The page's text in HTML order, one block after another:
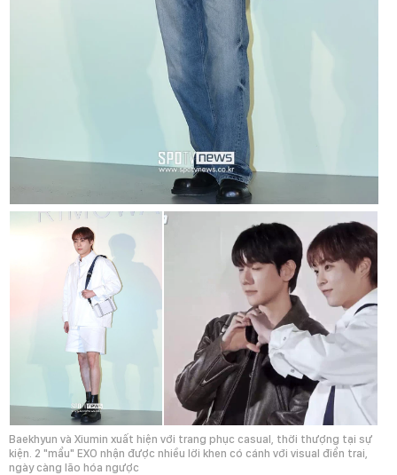
Baekhyun và Xiumin xuất hiện với trang phục casual, thời thượng tại sự
kiện. 2 "mẩu" EXO nhận được nhiều lời khen có cánh với visual điển trai,
ngày càng lão hóa ngược